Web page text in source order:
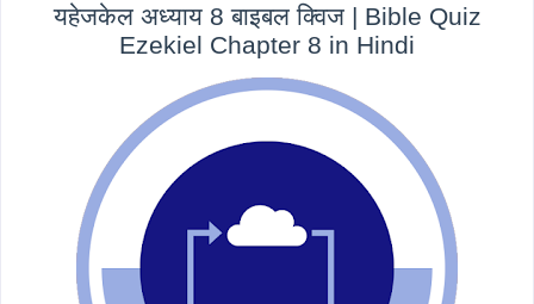
यहेजकेल अध्याय 8 बाइबल क्विज | Bible Quiz
Ezekiel Chapter 8 in Hindi